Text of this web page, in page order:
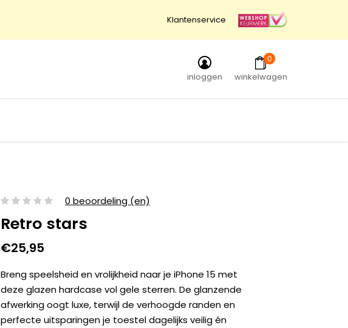
Klantenservice
inloggen
0
winkelwagen
0 beoordeling (en)
Retro stars
€25,95
Breng speelsheid en vrolijkheid naar je iPhone 15 met
deze glazen hardcase vol gele sterren. De glanzende
afwerking oogt luxe, terwijl de verhoogde randen en
perfecte uitsparingen je toestel dagelijks veilig én